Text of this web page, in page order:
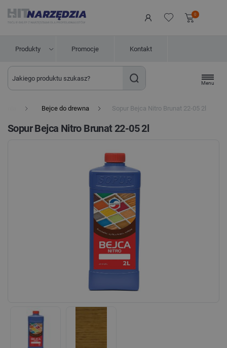
0
Produkty Promocje Kontakt
Menu
Bejce do drewna Sopur Bejca Nitro Brunat 22-05 2l
Sopur Bejca Nitro Brunat 22-05 2l